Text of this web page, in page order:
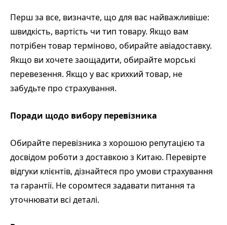
Перш за все, визначте, що для вас найважливіше:
швидкість, вартість чи тип товару. Якщо вам
потрібен товар терміново, обирайте авіадоставку.
Якщо ви хочете заощадити, обирайте морські
перевезення. Якщо у вас крихкий товар, не
забудьте про страхування.
Поради щодо вибору перевізника
Обирайте перевізника з хорошою репутацією та
досвідом роботи з доставкою з Китаю. Перевірте
відгуки клієнтів, дізнайтеся про умови страхування
та гарантії. Не соромтеся задавати питання та
уточнювати всі деталі.